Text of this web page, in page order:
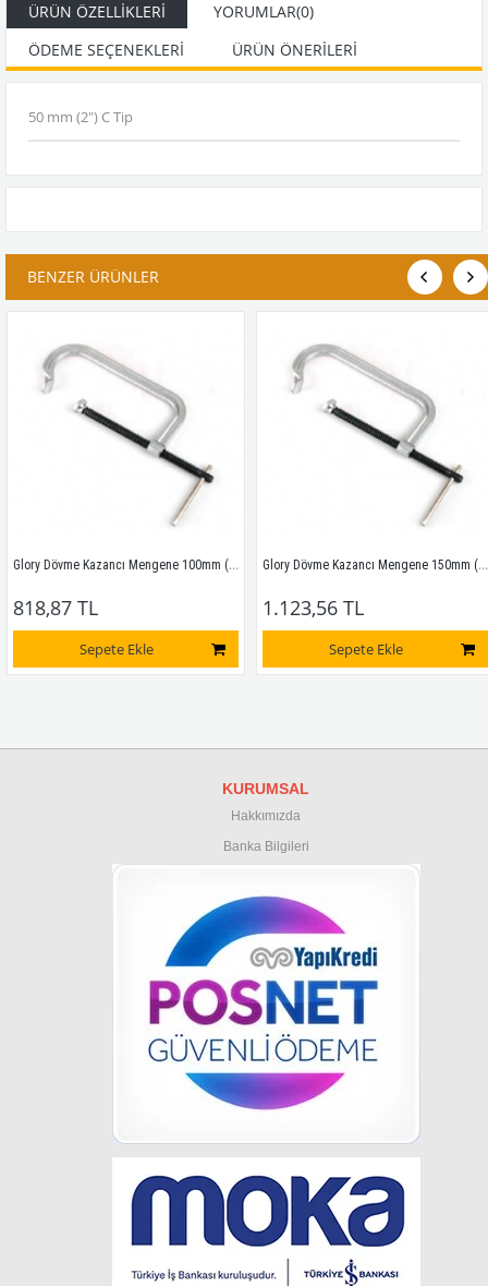
ÜRÜN ÖZELLIKLERI YORUMLAR(0)
ÖDEME SEÇENEKLERI
ÜRÜN ÖNERILERI
50 mm (2") C Tip
BENZER ÜRÜNLER
Glory Dövme Kazancı Mengene 100mm (4")
818,87 TL
Sepete Ekle
Glory Dövme Kazancı Mengene 150mm (6")
1.123,56 TL
Sepete Ekle
KURUMSAL
Hakkımızda
Banka Bilgileri